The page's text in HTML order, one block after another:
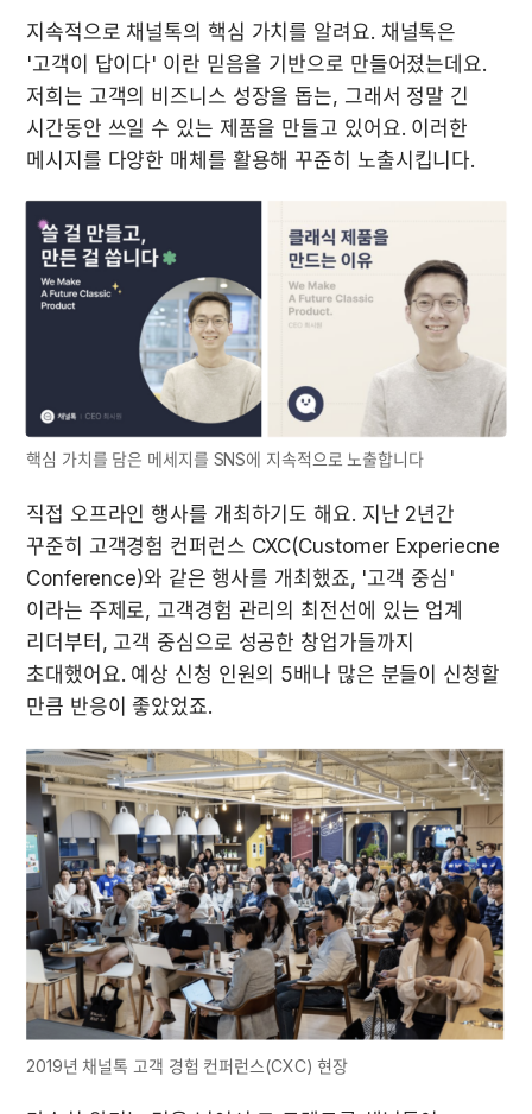
지속적으로 채널톡의 핵심 가치를 알려요. 채널톡은
'고객이 답이다' 이란 믿음을 기반으로 만들어졌는데요.
저희는 고객의 비즈니스 성장을 돕는, 그래서 정말 긴
시간동안 쓰일 수 있는 제품을 만들고 있어요. 이러한
메시지를 다양한 매체를 활용해 꾸준히 노출시킵니다.
핵심 가치를 담은 메세지를 SNS에 지속적으로 노출합니다
직접 오프라인 행사를 개최하기도 해요. 지난 2년간
꾸준히 고객경험 컨퍼런스 CXC(Customer Experiecne
Conference)와 같은 행사를 개최했죠, '고객 중심'
이라는 주제로, 고객경험 관리의 최전선에 있는 업계
리더부터, 고객 중심으로 성공한 창업가들까지
초대했어요. 예상 신청 인원의 5배나 많은 분들이 신청할
만큼 반응이 좋았었죠.
2019년 채널톡 고객 경험 컨퍼런스(CXC) 현장